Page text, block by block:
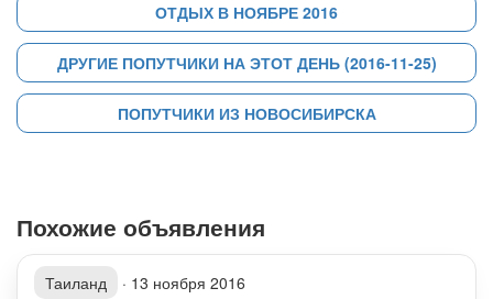
ОТДЫХ В НОЯБРЕ 2016
ДРУГИЕ ПОПУТЧИКИ НА ЭТОТ ДЕНЬ (2016-11-25)
ПОПУТЧИКИ ИЗ НОВОСИБИРСКА
Похожие объявления
Таиланд · 13 ноября 2016